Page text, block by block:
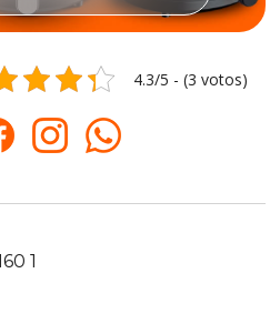
4.3/5 - (3 votos)